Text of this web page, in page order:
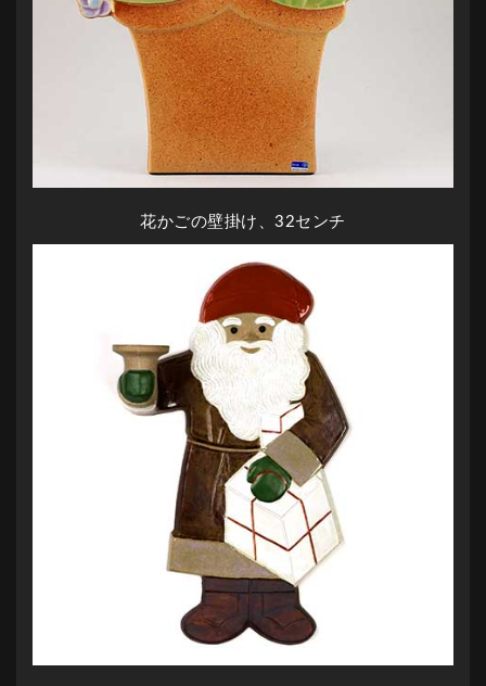
花かごの壁掛け、32センチ